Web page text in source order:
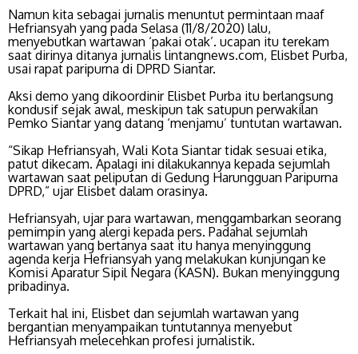
Namun kita sebagai jurnalis menuntut permintaan maaf
Hefriansyah yang pada Selasa (11/8/2020) lalu,
menyebutkan wartawan ‘pakai otak’. ucapan itu terekam
saat dirinya ditanya jurnalis lintangnews.com, Elisbet Purba,
usai rapat paripurna di DPRD Siantar.
Aksi demo yang dikoordinir Elisbet Purba itu berlangsung
kondusif sejak awal, meskipun tak satupun perwakilan
Pemko Siantar yang datang ‘menjamu’ tuntutan wartawan.
“Sikap Hefriansyah, Wali Kota Siantar tidak sesuai etika,
patut dikecam. Apalagi ini dilakukannya kepada sejumlah
wartawan saat peliputan di Gedung Harungguan Paripurna
DPRD,” ujar Elisbet dalam orasinya.
Hefriansyah, ujar para wartawan, menggambarkan seorang
pemimpin yang alergi kepada pers. Padahal sejumlah
wartawan yang bertanya saat itu hanya menyinggung
agenda kerja Hefriansyah yang melakukan kunjungan ke
Komisi Aparatur Sipil Negara (KASN). Bukan menyinggung
pribadinya.
Terkait hal ini, Elisbet dan sejumlah wartawan yang
bergantian menyampaikan tuntutannya menyebut
Hefriansyah melecehkan profesi jurnalistik.